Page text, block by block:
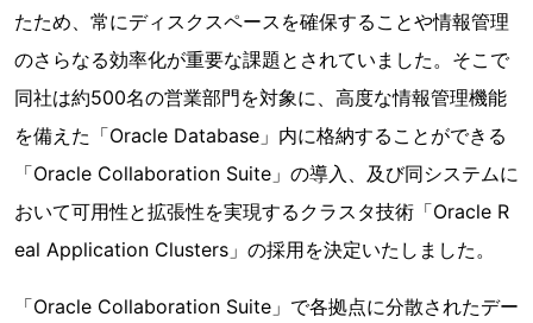
たため、常にディスクスペースを確保することや情報管理
のさらなる効率化が重要な課題とされていました。そこで
同社は約500名の営業部門を対象に、高度な情報管理機能
を備えた「Oracle Database」内に格納することができる
「Oracle Collaboration Suite」の導入、及び同システムに
おいて可用性と拡張性を実現するクラスタ技術「Oracle R
eal Application Clusters」の採用を決定いたしました。
「Oracle Collaboration Suite」で各拠点に分散されたデー